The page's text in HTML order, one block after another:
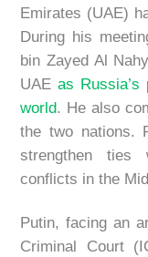
Emirates (UAE)
During his
bin Zayed Al
UAEas
world. He also
the two nations.
strengthen ties
conflicts in the
Putin, facing an
Criminal Court